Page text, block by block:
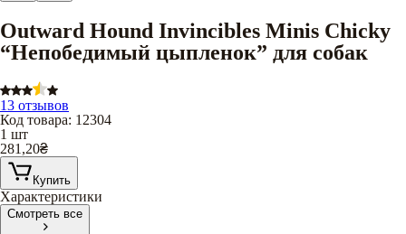
Outward Hound Invincibles Minis Chicky
“Непобедимый цыпленок” для собак
13 отзывов
Код товара: 12304
1 шт
281,20₴
Купить
Характеристики
Смотреть все